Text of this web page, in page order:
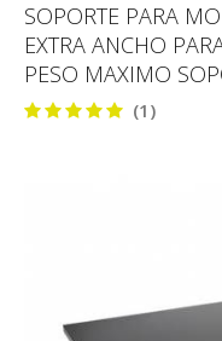
SOPORTE PARA
EXTRA ANCHO
PESO MAXIMO
(1)